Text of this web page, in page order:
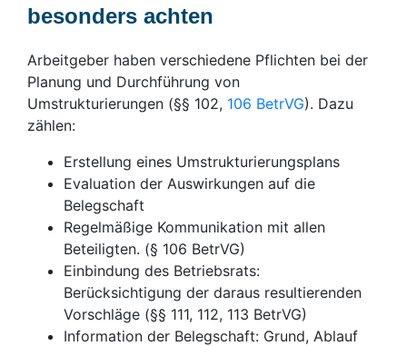
besonders achten
Arbeitgeber haben verschiedene Pflichten bei der
Planung und Durchführung von
Umstrukturierungen (§§ 102, 106 BetrVG). Dazu
zählen:
Erstellung eines Umstrukturierungsplans
Evaluation der Auswirkungen auf die
Belegschaft
Regelmäßige Kommunikation mit allen
Beteiligten. (§ 106 BetrVG)
Einbindung des Betriebsrats:
Berücksichtigung der daraus resultierenden
Vorschläge (§§ 111, 112, 113 BetrVG)
Information der Belegschaft: Grund, Ablauf